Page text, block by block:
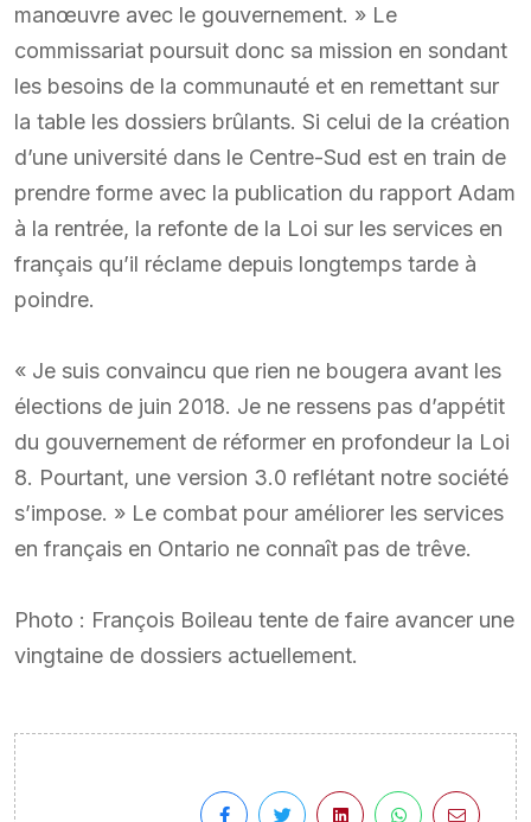
manœuvre avec le gouvernement. » Le
commissariat poursuit donc sa mission en sondant
les besoins de la communauté et en remettant sur
la table les dossiers brûlants. Si celui de la création
d’une université dans le Centre-Sud est en train de
prendre forme avec la publication du rapport Adam
à la rentrée, la refonte de la Loi sur les services en
français qu’il réclame depuis longtemps tarde à
poindre.
« Je suis convaincu que rien ne bougera avant les
élections de juin 2018. Je ne ressens pas d’appétit
du gouvernement de réformer en profondeur la Loi
8. Pourtant, une version 3.0 reflétant notre société
s’impose. » Le combat pour améliorer les services
en français en Ontario ne connaît pas de trêve.
Photo : François Boileau tente de faire avancer une
vingtaine de dossiers actuellement.